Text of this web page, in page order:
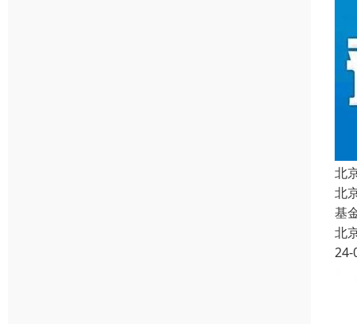
北
北
基
北
24-